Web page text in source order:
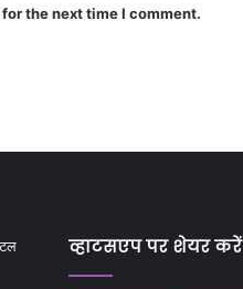
the next time I comment.
व्हाटसएप पर शेयर करें